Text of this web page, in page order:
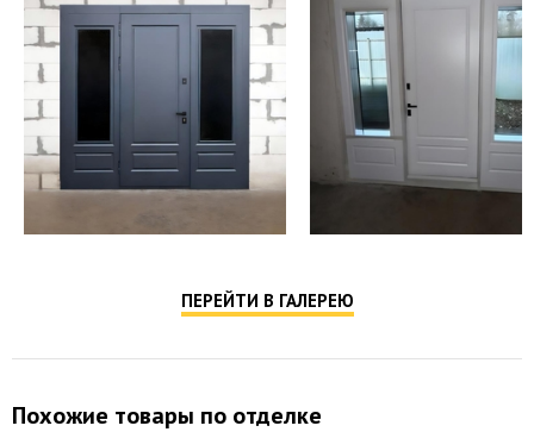
ПЕРЕЙТИ В ГАЛЕРЕЮ
Похожие товары по отделке